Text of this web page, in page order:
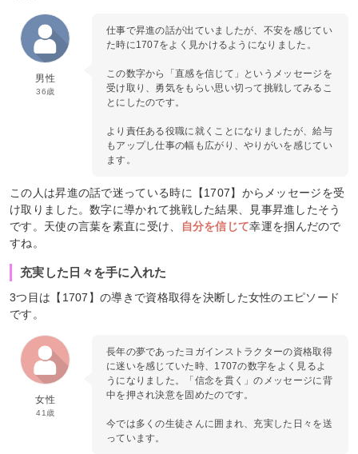
男性
36歳
仕事で昇進の話が出ていましたが、不安を感じてい
た時に1707をよく見かけるようになりました。
この数字から「直感を信じて」というメッセージを
受け取り、勇気をもらい思い切って挑戦してみるこ
とにしたのです。
より責任ある役職に就くことになりましたが、給与
もアップし仕事の幅も広がり、やりがいを感じてい
ます。
この人は昇進の話で迷っている時に【1707】からメッセージを受
け取りました。数字に導かれて挑戦した結果、見事昇進したそう
です。天使の言葉を素直に受け、
自分を信じて幸運を掴んだので
すね。
充実した日々を手に入れた
3つ目は【1707】の導きで資格取得を決断した女性のエピソード
です。
女性
41歳
長年の夢であったヨガインストラクターの資格取得
に迷いを感じていた時、1707の数字をよく見るよ
うになりました。「信念を貫く」のメッセージに背
中を押され決意を固めたのです。
今では多くの生徒さんに囲まれ、充実した日々を送
っています。